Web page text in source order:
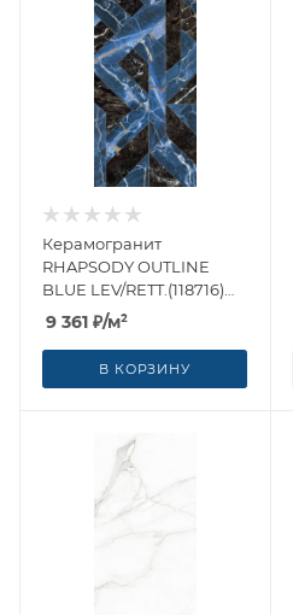
Керамогранит
RHAPSODY OUTLINE
BLUE LEV/RETT.(118716)
60x120 от Naxos Ceramica
(Италия)
9 361 ₽/м²
В КОРЗИНУ